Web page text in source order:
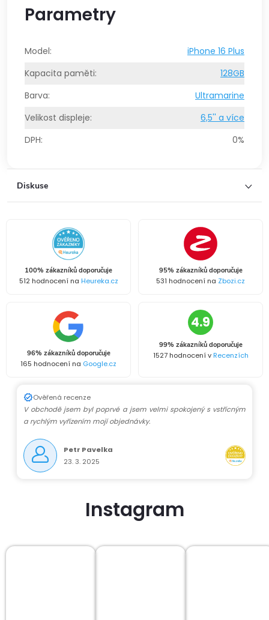
Parametry
Model:
iPhone 16 Plus
Kapacita paměti:
128GB
Barva:
Ultramarine
Velikost displeje:
6,5'' a více
DPH: 0%
Diskuse
100% zákazníků doporučuje
512 hodnocení na Heureka.cz
95% zákazníků doporučuje
531 hodnocení na Zbozi.cz
96% zákazníků doporučuje
165 hodnocení na Google.cz
4.9
99% zákazníků doporučuje
1527 hodnocení vRecenzích
Ověřená recenze
V obchodě jsem byl poprvé a jsem velmi spokojený s vstřícným
a rychlým vyřízením mojí objednávky.
Petr Pavelka
23. 3. 2025
Instagram